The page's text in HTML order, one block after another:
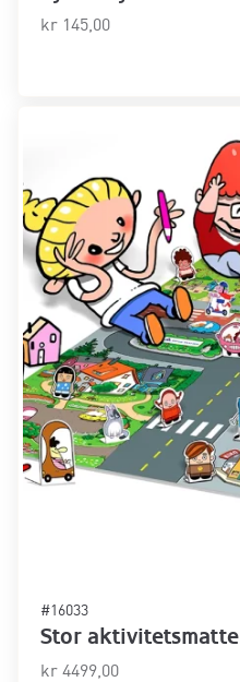
kr 145,00
#16033
Stor aktivitetsmatte
kr 4499,00